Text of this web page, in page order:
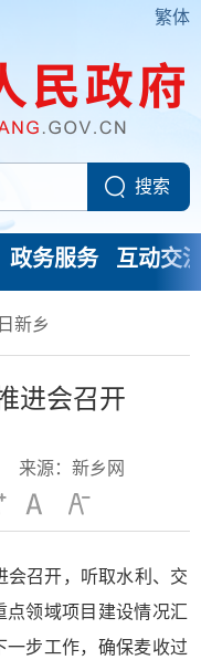
繁体
政务服务 互动交
新乡
进会召开
来源：新乡网
会召开，听取水利、交
领域项目建设情况汇
步工作，确保麦收过